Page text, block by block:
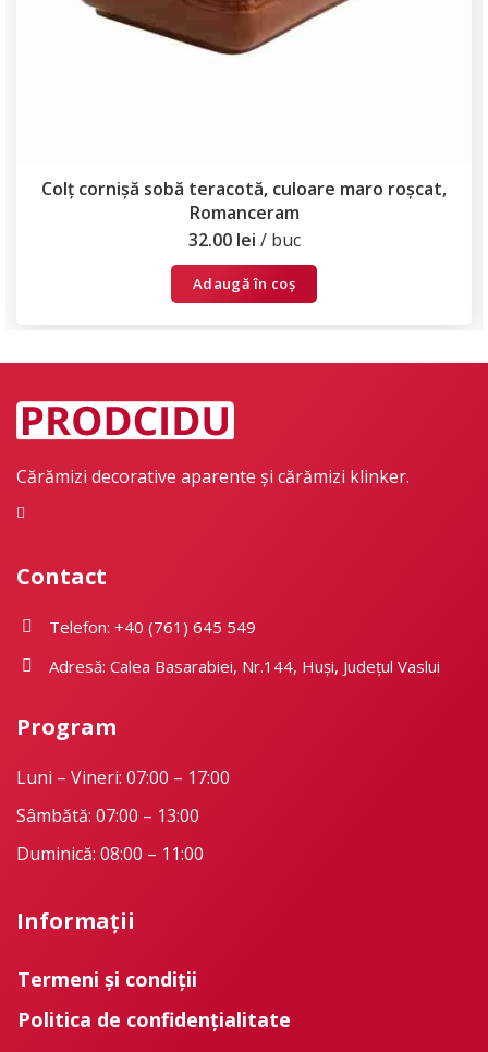
Colț cornișă sobă teracotă, culoare maro roșcat,
Romanceram
32.00 lei buc
Adaugă în coș
Cărămizi decorative aparente și cărămizi klinker.
Contact
Telefon: +40 (761) 645 549
Adresă: Calea Basarabiei, Nr.144, Huși, Județul Vaslui
Program
Luni – Vineri: 07:00 – 17:00
Sâmbătă: 07:00 – 13:00
Duminică: 08:00 – 11:00
Informații
Termeni și condiții
Politica de confidențialitate